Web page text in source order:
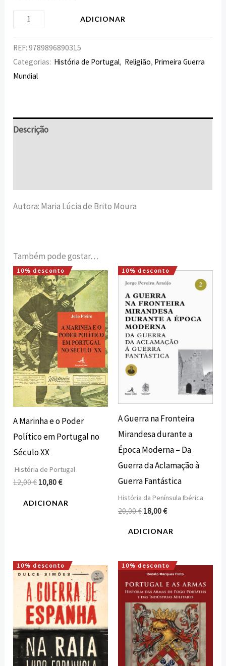
ADICIONAR
REF:9789896890315
Categorias: História de Portugal, Religião, Primeira Guerra
Mundial
Descrição
Autora: Maria Lúcia de Brito Moura
Também pode gostar…
10% desconto
A Marinha e o Poder
Político em Portugal no
Século XX
História de Portugal
12,00€
O
preço
original
era:
12,00 €.
10,80€
O
preço
atual
é:
10,80 €.
ADICIONAR
10% desconto
A Guerra na Fronteira
Mirandesa durante a
Época Moderna – Da
Guerra da Aclamação à
Guerra Fantástica
História da Península Ibérica
20,00€
O
preço
original
era:
20,00 €.
18,00€
O
preço
é:
18,00 €.
ADICIONAR
10% desconto
O
preço
original
era:
22,00 €.
O
preço
atual
é:
19,80 €.
10% desconto
O
preço
original
era:
20,00 €.
O
preço
atual
é:
18,00 €.